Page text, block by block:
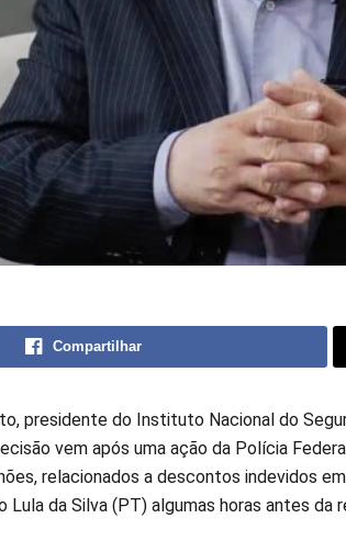
Compartilhar
presidente do Instituto Nacional do
vem após uma ação da Polícia
relacionados a descontos indevidos
Lula da Silva (PT) algumas horas antes da